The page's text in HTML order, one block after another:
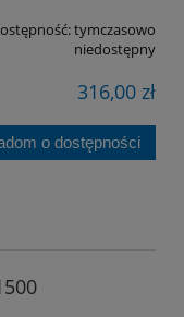
tymczasowo
niedostępny
316,00 zł
o dostępności